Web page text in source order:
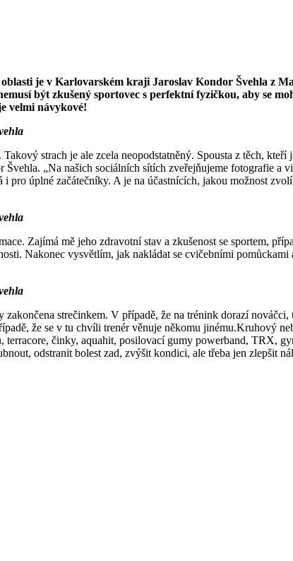
je v Karlovarském kraji Jaroslav Kondor Švehla z
být zkušený sportovec s perfektní fyzičkou, aby se
velmi návykové!
strach je ale zcela neopodstatněný. Spousta z těch,
„Na našich sociálních sítích zveřejňujeme fotografie a
pro úplné začátečníky. A je na účastnících, jakou možnost
Zajímá mě jeho zdravotní stav a zkušenost se sportem,
Nakonec vysvětlím, jak nakládat se cvičebními pomůckami
strečinkem. V případě, že na trénink dorazí
že se v tu chvíli trenér věnuje někomu jinému.Kruhový
činky, aquahit, posilovací gumy powerband, TRX,
odstranit bolest zad, zvýšit kondici, ale třeba jen zlepšit